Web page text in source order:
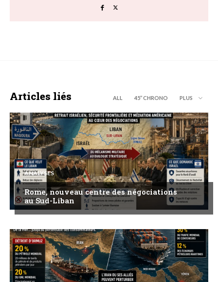
Articles liés ALL 45’’ CHRONO PLUS
ANALYSES
Rome, nouveau centre des négociations
au Sud-Liban